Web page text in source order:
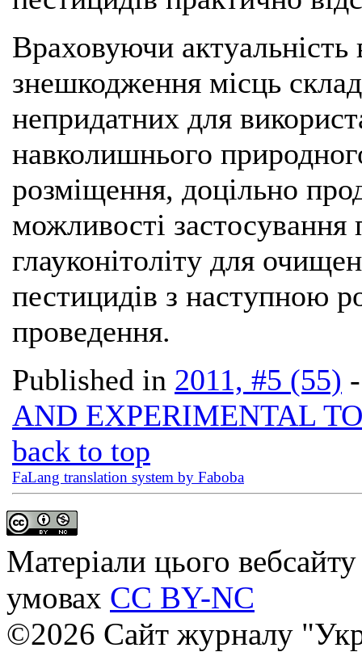
Враховуючи актуальність
знешкодження місць
непридатних для
навколишнього
розміщення, доцільно
можливості
глауконітоліту для
пестицидів з наступною
проведення.
Published in 2011, #5 (55)
AND EXPERIMENTAL
back to top
FaLang translation system by Faboba
Матеріали цього
умовах CC BY-NC
©2026 Сайт журналу